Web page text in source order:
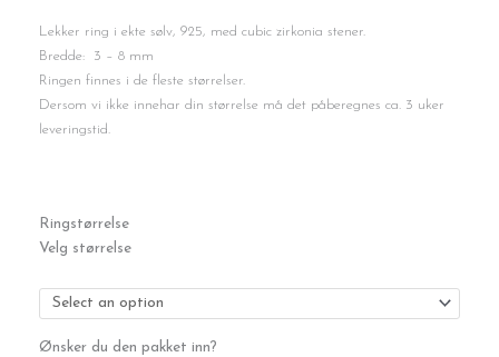
Lekker ring i ekte sølv, 925, med cubic zirkonia stener.
Bredde: 3 – 8 mm
Ringen finnes i de fleste størrelser.
Dersom vi ikke innehar din størrelse må det påberegnes ca. 3 uker
leveringstid.
Ringstørrelse
Velg størrelse
Ønsker du den pakket inn?
antall